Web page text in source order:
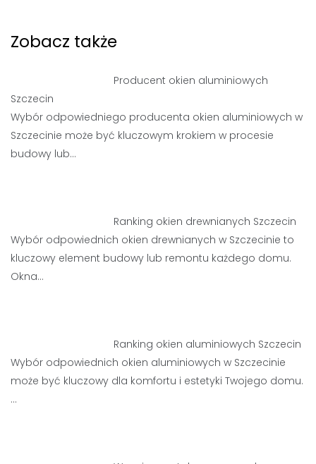
Zobacz także
Producent okien aluminiowych
Szczecin
Wybór odpowiedniego producenta okien aluminiowych w
Szczecinie może być kluczowym krokiem w procesie
budowy lub…
Ranking okien drewnianych Szczecin
Wybór odpowiednich okien drewnianych w Szczecinie to
kluczowy element budowy lub remontu każdego domu.
Okna…
Ranking okien aluminiowych Szczecin
Wybór odpowiednich okien aluminiowych w Szczecinie
może być kluczowy dla komfortu i estetyki Twojego domu.
…